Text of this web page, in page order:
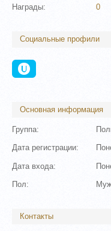
Награды: 0
Социальные профили
Основная информация
Группа:
Дата регистрации:
Дата входа:
Пол:
Контакты